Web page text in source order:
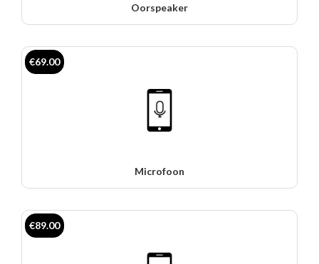
Oorspeaker
Microfoon
€69.00
€89.00